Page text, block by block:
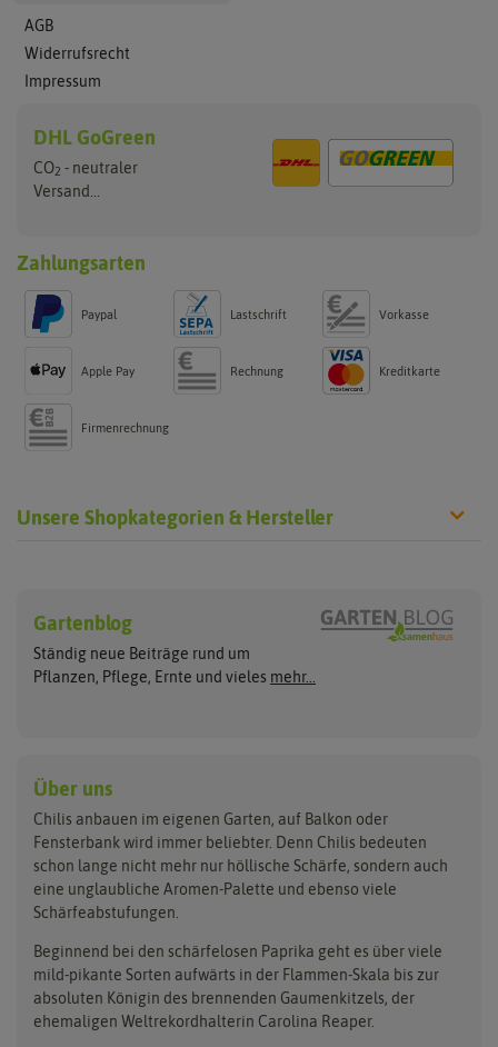
AGB
Widerrufsrecht
Impressum
DHL GoGreen
CO2 - neutraler
Versand...
Zahlungsarten
Paypal Lastschrift Vorkasse
Apple Pay Rechnung Kreditkarte
Firmenrechnung
Unsere Shopkategorien & Hersteller
Wilde Sorten
Asiatische Sorten
Jalapenosamen
Habanerosamen
Asien Chilipflanzen
Habaneropflanzen
Jalapenopflanzen
Anzucht, Kultivierung
& Ernte
Pikieren
Auspflanzen
Überwintern
Arche Noah
ASB Greenworld
Buzzy Seeds
Carl Pabst
Clever Pots
COMPO
Culinaris - Saatgut für
De Bolster Bio-Samen
Gusta Garden
Hortitops
Jiffy
Ladbrooke Soil Blockers
Lehmann Natur
Saflax
Samen Maier
Gartenblog
Ständig neue Beiträge rund um
Pflanzen, Pflege, Ernte und vieles mehr...
Über uns
Chilis anbauen im eigenen Garten, auf Balkon oder
Fensterbank wird immer beliebter. Denn Chilis bedeuten
schon lange nicht mehr nur höllische Schärfe, sondern auch
eine unglaubliche Aromen-Palette und ebenso viele
Schärfeabstufungen.
Beginnend bei den schärfelosen Paprika geht es über viele
mild-pikante Sorten aufwärts in der Flammen-Skala bis zur
absoluten Königin des brennenden Gaumenkitzels, der
ehemaligen Weltrekordhalterin Carolina Reaper.